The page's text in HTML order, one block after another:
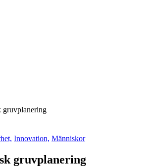
gruvplanering
Innovation, Människor
gruvplanering